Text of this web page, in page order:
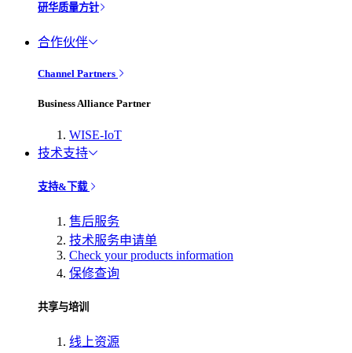
研华质量方针
合作伙伴
Channel Partners
Business Alliance Partner
WISE-IoT
技术支持
支持&下载
售后服务
技术服务申请单
Check your products information
保修查询
共享与培训
线上资源